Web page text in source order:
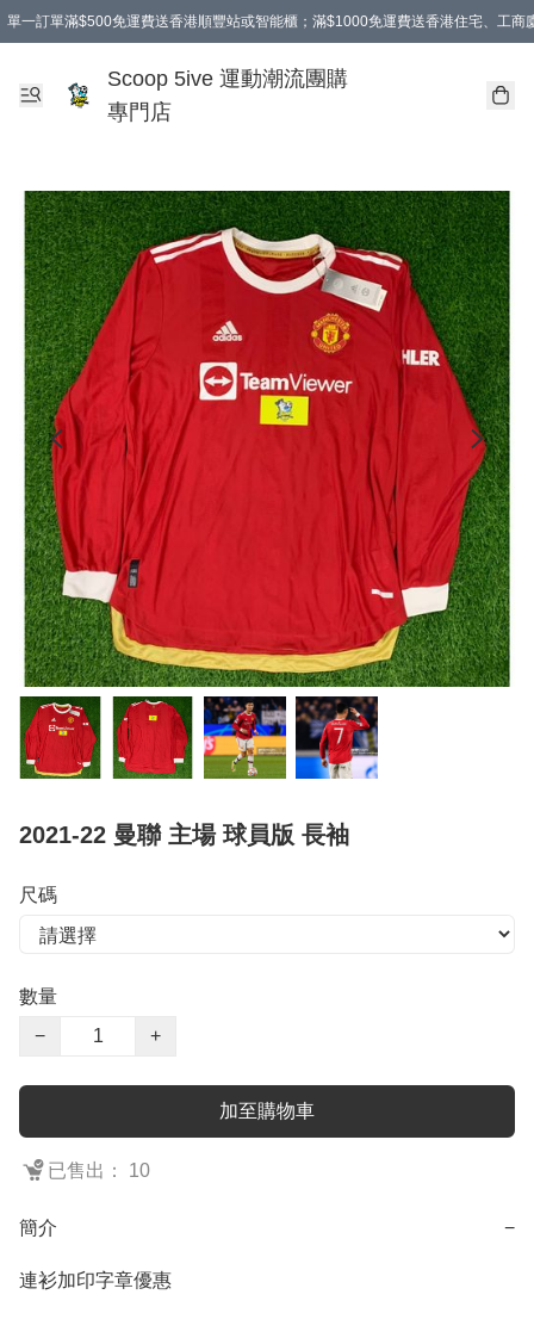
單一訂單滿$500免運費送香港順豐站或智能櫃；滿$1000免運費送香港住宅、工商
Scoop 5ive 運動潮流團購
專門店
2021-22 曼聯 主場 球員版 長袖
尺碼
數量
−
+
加至購物車
已售出： 10
簡介 −
連衫加印字章優惠